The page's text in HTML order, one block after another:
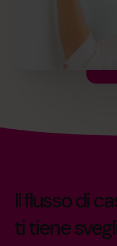
Il flusso di
ti tiene